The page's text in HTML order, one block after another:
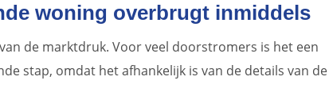
woning overbrugt inmiddels
de marktdruk. Voor veel doorstromers is het een
stap, omdat het afhankelijk is van de details van de